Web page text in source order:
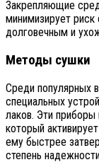
Закрепляющие
минимизирует
долговечным и
Методы сушки
Среди популярных
специальных
лаков. Эти приборы
который
ему быстрее
степень